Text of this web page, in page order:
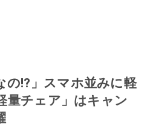
の!?」スマホ並みに軽
量チェア」はキャン